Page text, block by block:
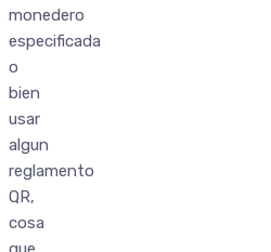
monedero
especificada
o
bien
usar
algun
reglamento
QR,
cosa